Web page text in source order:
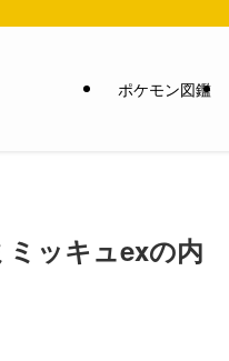
ポケモン図鑑
ミッキュexの内